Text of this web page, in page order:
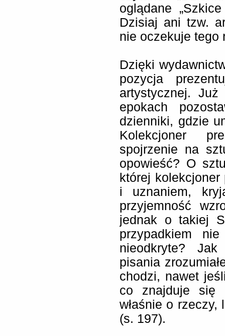
oglądane
Dzisiaj ani tzw.
nie oczekuje
Dzięki
pozycja
artystycznej.
epokach
dzienniki, gdzie
Kolekcjoner
spojrzenie na
opowieść? O
której
i uznaniem,
przyjemność
jednak o takiej
przypadkiem
nieodkryte?
pisania
chodzi, nawet
co znajduje się
właśnie o rzeczy,
(s. 197).